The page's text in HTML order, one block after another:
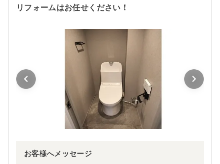
リフォームはお任せください！
お客様へメッセージ